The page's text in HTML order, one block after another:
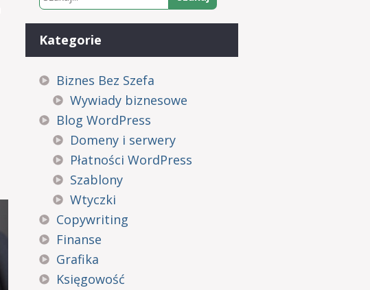
Kategorie
Biznes Bez Szefa
Wywiady biznesowe
Blog WordPress
Domeny i serwery
Płatności WordPress
Szablony
Wtyczki
Copywriting
Finanse
Grafika
Księgowość